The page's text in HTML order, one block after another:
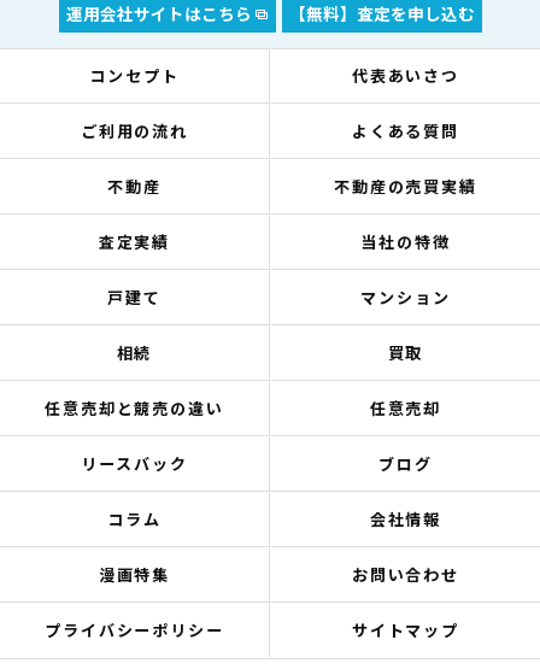
運用会社サイトはこちら 【無料】査定を申し込む
コンセプト 代表あいさつ
ご利用の流れ よくある質問
不動産 不動産の売買実績
査定実績 当社の特徴
戸建て マンション
相続 買取
任意売却と競売の違い 任意売却
リースバック ブログ
コラム 会社情報
漫画特集 お問い合わせ
プライバシーポリシー サイトマップ